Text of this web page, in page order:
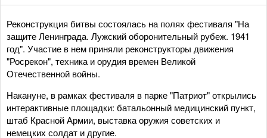
Реконструкция битвы состоялась на полях фестиваля "На
защите Ленинграда. Лужский оборонительный рубеж. 1941
год". Участие в нем приняли реконструкторы движения
"Росрекон", техника и орудия времен Великой
Отечественной войны.
Накануне, в рамках фестиваля в парке "Патриот" открылись
интерактивные площадки: батальонный медицинский пункт,
штаб Красной Армии, выставка оружия советских и
немецких солдат и другие.